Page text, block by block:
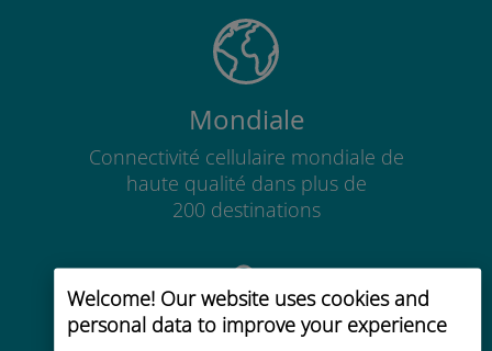
Welcome! Our website uses cookies and
personal data to improve your experience
Mondiale
Connectivité cellulaire mondiale de
haute qualité dans plus de
200 destinations